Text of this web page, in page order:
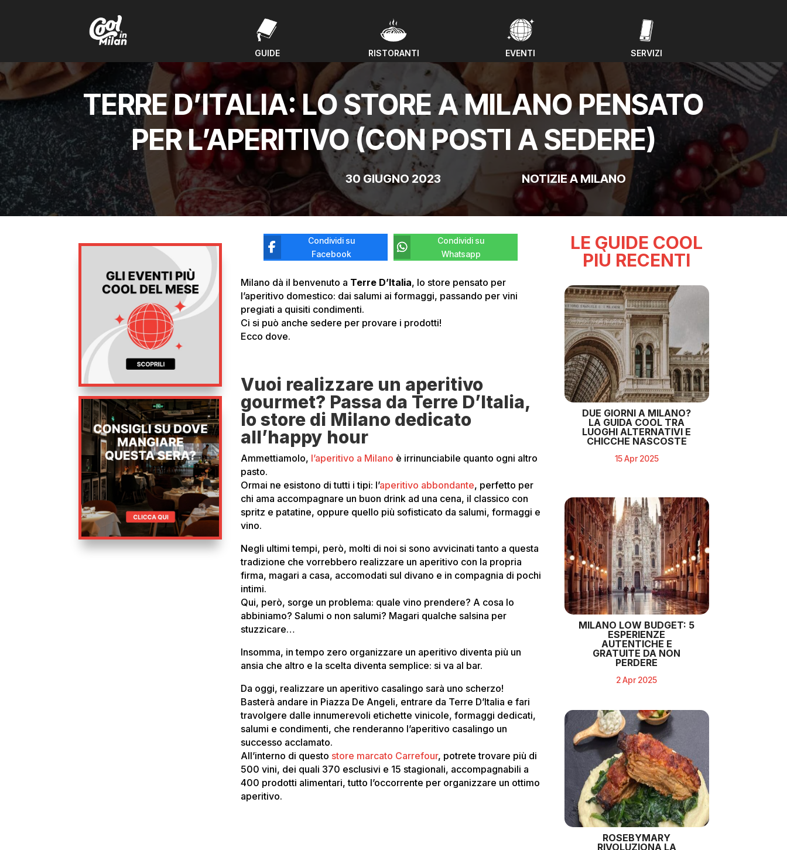
GUIDE RISTORANTI EVENTI SERVIZI
TERRE D’ITALIA: LO STORE A MILANO PENSATO
PER L’APERITIVO (CON POSTI A SEDERE)
30 GIUGNO 2023 NOTIZIE A MILANO
Condividi su
Facebook
Condividi su
Whatsapp
Milano dà il benvenuto a Terre D’Italia, lo store pensato per
l’aperitivo domestico: dai salumi ai formaggi, passando per vini
pregiati a quisiti condimenti.
Ci si può anche sedere per provare i prodotti!
Ecco dove.
Vuoi realizzare un aperitivo
gourmet? Passa da Terre D’Italia,
lo store di Milano dedicato
all’happy hour
Ammettiamolo, l’aperitivo a Milano è irrinunciabile quanto ogni altro
pasto.
Ormai ne esistono di tutti i tipi: l’aperitivo abbondante, perfetto per
chi ama accompagnare un buon drink ad una cena, il classico con
spritz e patatine, oppure quello più sofisticato da salumi, formaggi e
vino.
Negli ultimi tempi, però, molti di noi si sono avvicinati tanto a questa
tradizione che vorrebbero realizzare un aperitivo con la propria
firma, magari a casa, accomodati sul divano e in compagnia di pochi
intimi.
Qui, però, sorge un problema: quale vino prendere? A cosa lo
abbiniamo? Salumi o non salumi? Magari qualche salsina per
stuzzicare…
Insomma, in tempo zero organizzare un aperitivo diventa più un
ansia che altro e la scelta diventa semplice: si va al bar.
Da oggi, realizzare un aperitivo casalingo sarà uno scherzo!
Basterà andare in Piazza De Angeli, entrare da Terre D’Italia e fari
travolgere dalle innumerevoli etichette vinicole, formaggi dedicati,
salumi e condimenti, che renderanno l’aperitivo casalingo un
successo acclamato.
All’interno di questo store marcato Carrefour, potrete trovare più di
500 vini, dei quali 370 esclusivi e 15 stagionali, accompagnabili a
400 prodotti alimentari, tutto l’occorrente per organizzare un ottimo
aperitivo.
LE GUIDE COOL
PIÙ RECENTI
DUE GIORNI A MILANO?
LA GUIDA COOL TRA
LUOGHI ALTERNATIVI E
CHICCHE NASCOSTE
15 Apr 2025
MILANO LOW BUDGET: 5
ESPERIENZE
AUTENTICHE E
GRATUITE DA NON
PERDERE
2 Apr 2025
ROSEBYMARY
RIVOLUZIONA LA